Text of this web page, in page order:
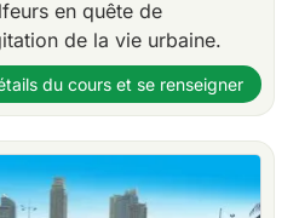
en quête de
de la vie urbaine.
du cours et se renseigner